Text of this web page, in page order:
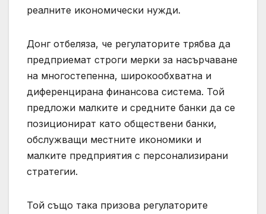
реалните икономически нужди.
Донг отбеляза, че регулаторите трябва да
предприемат строги мерки за насърчаване
на многостепенна, широкообхватна и
диференцирана финансова система. Той
предложи малките и средните банки да се
позиционират като обществени банки,
обслужващи местните икономики и
малките предприятия с персонализирани
стратегии.
Той също така призова регулаторите